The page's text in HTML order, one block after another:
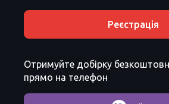
Реєстрація
Отримуйте добірку
прямо на телефон